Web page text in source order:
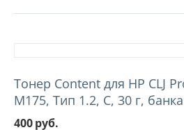
Тонер Content для HP CLJ
M175, Тип 1.2, C, 30 г, банка
400руб.